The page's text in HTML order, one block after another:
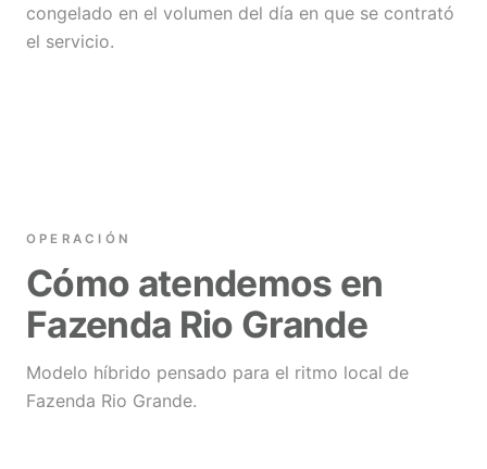
congelado en el volumen del día en que se contrató
el servicio.
OPERACIÓN
Cómo atendemos en
Fazenda Rio Grande
Modelo híbrido pensado para el ritmo local de
Fazenda Rio Grande.